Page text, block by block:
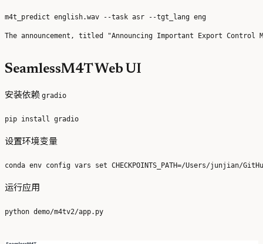
SeamlessM4T Web UI
安装依赖 gradio
设置环境变量
运行应用